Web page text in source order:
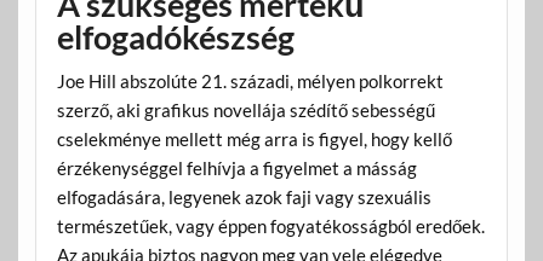
elfogadókészség
Joe Hill abszolúte 21. századi, mélyen polkorrekt
szerző, aki grafikus novellája szédítő sebességű
cselekménye mellett még arra is figyel, hogy kellő
érzékenységgel felhívja a figyelmet a másság
elfogadására, legyenek azok faji vagy szexuális
természetűek, vagy éppen fogyatékosságból eredőek.
Az apukája biztos nagyon meg van vele elégedve